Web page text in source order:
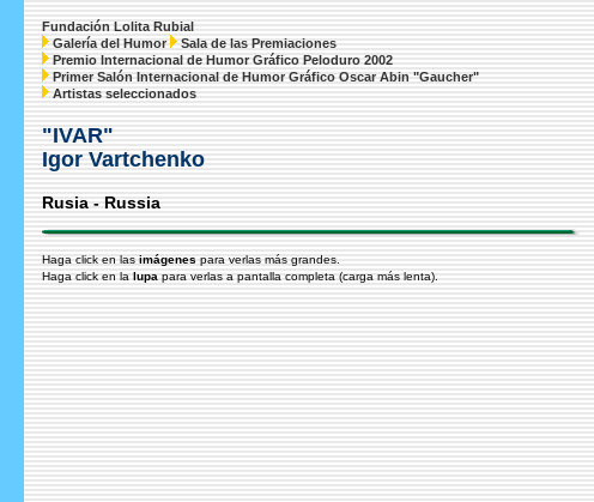
Fundación Lolita Rubial
Galería del Humor
Sala de las Premiaciones
Premio Internacional de Humor Gráfico Peloduro 2002
Primer Salón Internacional de Humor Gráfico Oscar Abin "Gaucher"
Artistas seleccionados
"IVAR"
Igor Vartchenko
Rusia - Russia
Haga click en las imágenes para verlas más grandes.
Haga click en la lupa para verlas a pantalla completa (carga más lenta).